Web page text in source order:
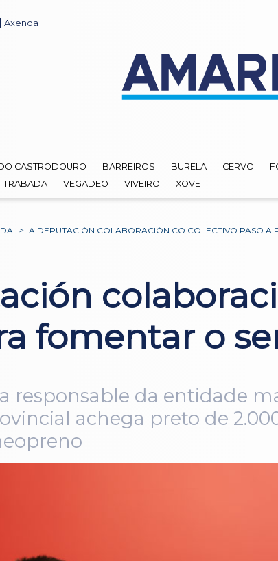
Axenda
CASTRODOURO BARREIROS BURELA CERVO
TRABADA VEGADEO VIVEIRO XOVE
> A DEPUTACIÓN COLABORACIÓN CO COLECTIVO PASO A
fomentar o
responsable da entidade
achega preto de